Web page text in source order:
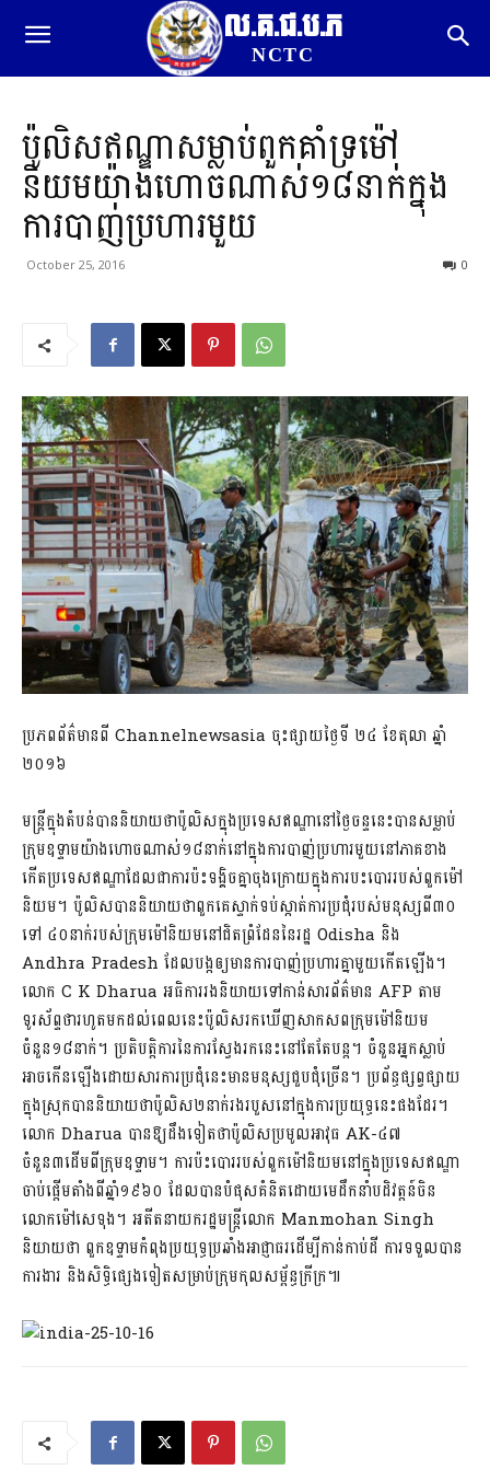
ល.គ.ជ.ប.ភ
NCTC
ប៉ូលិសឥណ្ឌាសម្លាប់ពួកគាំទ្រម៉ៅ
និយមយ៉ាងហោចណាស់១៨នាក់ក្នុង
ការបាញ់ប្រហារមួយ
October 25, 2016 0
ប្រភពព័ត៌មានពី Channelnewsasia ចុះផ្សាយថ្ងៃទី ២៤ ខែតុលា ឆ្នាំ
២០១៦
មន្ត្រីក្នុងតំបន់បាននិយាយថាប៉ូលិសក្នុងប្រទេសឥណ្ឌានៅថ្ងៃចន្ទនេះបានសម្លាប់
ក្រុមឧទ្ទាមយ៉ាងហោចណាស់១៨នាក់នៅក្នុងការបាញ់ប្រហារមួយនៅភាគខាង
កើតប្រទេសឥណ្ឌាដែលជាការប៉ះទង្គិចគ្នាចុងក្រោយក្នុងការបះបោររបស់ពួកម៉ៅ
និយម។ ប៉ូលិសបាននិយាយថាពួកគេស្ទាក់ទប់ស្កាត់ការប្រជុំរបស់មនុស្សពី៣០
ទៅ ៤០នាក់របស់ក្រុមម៉ៅនិយមនៅជិតព្រំដែននៃរដ្ឋ Odisha និង
Andhra Pradesh ដែលបង្កឲ្យមានការបាញ់ប្រហារគ្នាមួយកើតឡើង។
លោក C K Dharua អធិការរងនិយាយទៅកាន់សារព័ត៌មាន AFP តាម
ទូរស័ព្ទថារហូតមកដល់ពេលនេះប៉ូលិសរកឃើញសាកសពក្រុមម៉ៅនិយម
ចំនួន១៨នាក់។ ប្រតិបត្ដិការនៃការស្វែងរកនេះនៅតែតែបន្ត។ ចំនួនអ្នកស្លាប់
អាចកើនឡើងដោយសារការប្រជុំនេះមានមនុស្សជួបជុំច្រើន។ ប្រព័ន្ធផ្សព្វផ្សាយ
ក្នុងស្រុកបាននិយាយថាប៉ូលិស២នាក់រងរបួសនៅក្នុងការប្រយុទ្ធនេះផងដែរ។
លោក Dharua បានឱ្យដឹងទៀតថាប៉ូលិសប្រមូលអាវុធ AK-៤៧
ចំនួន៣ដើមពីក្រុមឧទ្ទាម។ ការប៉ះបោររបស់ពួកម៉ៅនិយមនៅក្នុងប្រទេសឥណ្ឌា
ចាប់ផ្តើមតាំងពីឆ្នាំ១៩៦០ ដែលបានបំផុសគំនិតដោយមេដឹកនាំបដិវត្តន៍ចិន
លោកម៉ៅសេទុង។ អតីតនាយករដ្ឋមន្ដ្រីលោក Manmohan Singh
និយាយថា ពួកឧទ្ទាមកំពុងប្រយុទ្ធប្រឆាំងអាជ្ញាធរដើម្បីកាន់កាប់ដី ការទទួលបាន
ការងារ និងសិទ្ធិផ្សេងទៀតសម្រាប់ក្រុមកុលសម្ព័ន្ធក្រីក្រ៕